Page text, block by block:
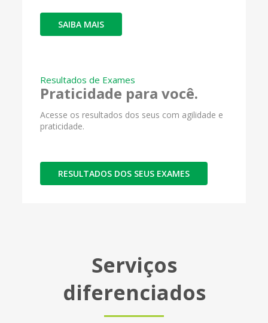
SAIBA MAIS
Resultados de Exames
Praticidade para você.
Acesse os resultados dos seus com agilidade e
praticidade.
RESULTADOS DOS SEUS EXAMES
Serviços
diferenciados